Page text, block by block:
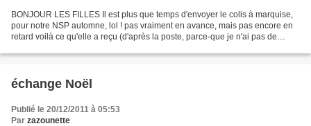
BONJOUR LES FILLES Il est plus que temps d'envoyer le colis à marquise,
pour notre NSP automne, lol ! pas vraiment en avance, mais pas encore en
retard voilà ce qu'elle a reçu (d'après la poste, parce-que je n'ai pas de
échange Noël
Publié le 20/12/2011 à 05:53
Par zazounette